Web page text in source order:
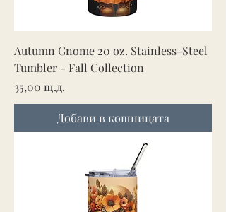
Autumn Gnome 20 oz. Stainless-Steel
Tumbler - Fall Collection
Цена
35,00 щ.д.
Добави в кошницата